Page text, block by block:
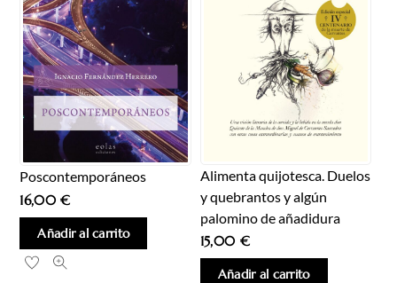
Poscontemporáneos
16,00€
Añadir al carrito
Alimenta quijotesca. Duelos
y quebrantos y algún
palomino de añadidura
15,00 €
Añadir al carrito